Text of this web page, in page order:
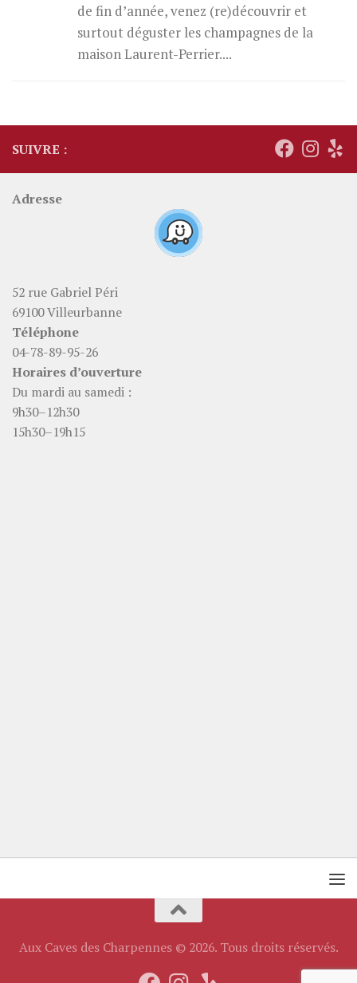
de fin d’année, venez (re)découvrir et
surtout déguster les champagnes de la
maison Laurent-Perrier....
SUIVRE :
Adresse
52 rue Gabriel Péri
69100 Villeurbanne
Téléphone
04-78-89-95-26
Horaires d’ouverture
Du mardi au samedi :
9h30–12h30
15h30–19h15
Aux Caves des Charpennes © 2026. Tous droits réservés.